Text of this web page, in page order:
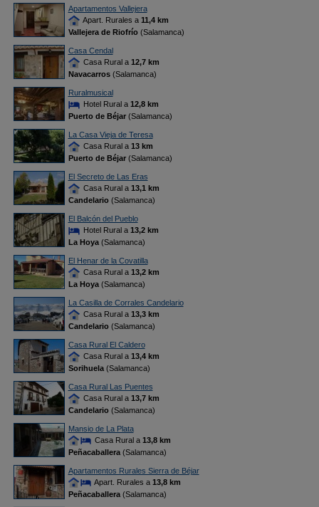
Apartamentos Vallejera
Apart. Rurales a 11,4 km
Vallejera de Riofrío(Salamanca)
Casa Cendal
Casa Rural a 12,7 km
Navacarros(Salamanca)
Ruralmusical
Hotel Rural a 12,8 km
Puerto de Béjar(Salamanca)
La Casa Vieja de Teresa
Casa Rural a 13 km
Puerto de Béjar(Salamanca)
El Secreto de Las Eras
Casa Rural a 13,1 km
Candelario(Salamanca)
El Balcón del Pueblo
Hotel Rural a 13,2 km
La Hoya(Salamanca)
El Henar de la Covatilla
Casa Rural a 13,2 km
La Hoya(Salamanca)
La Casilla de Corrales Candelario
Casa Rural a 13,3 km
Candelario(Salamanca)
Casa Rural El Caldero
Casa Rural a 13,4 km
Sorihuela(Salamanca)
Casa Rural Las Puentes
Casa Rural a 13,7 km
Candelario(Salamanca)
Mansio de La Plata
Casa Rural a 13,8 km
Peñacaballera(Salamanca)
Apartamentos Rurales Sierra de Béjar
Apart. Rurales a 13,8 km
Peñacaballera(Salamanca)